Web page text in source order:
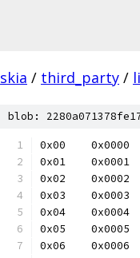
skia / third_party /
blob:
0x00	0x0000
0x01	0x0001
0x02	0x0002
0x03	0x0003
0x04	0x0004
0x05	0x0005
0x06	0x0006